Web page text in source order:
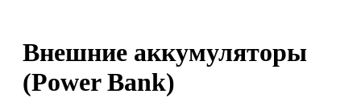
Внешние аккумуляторы
(Power Bank)